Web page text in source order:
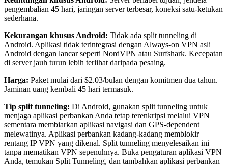
pengembalian 45 hari, jaringan server terbesar, koneksi satu-ketukan
sederhana.
Kekurangan khusus Android: Tidak ada split tunneling di
Android. Aplikasi tidak terintegrasi dengan Always-on VPN asli
Android dengan lancar seperti NordVPN atau Surfshark. Kecepatan
di server jauh turun lebih terlihat daripada pesaing.
Harga: Paket mulai dari $2.03/bulan dengan komitmen dua tahun.
Jaminan uang kembali 45 hari termasuk.
Tip split tunneling: Di Android, gunakan split tunneling untuk
menjaga aplikasi perbankan Anda tetap terenkripsi melalui VPN
sementara membiarkan aplikasi navigasi dan GPS-dependent
melewatinya. Aplikasi perbankan kadang-kadang memblokir
rentang IP VPN yang dikenal. Split tunneling menyelesaikan ini
tanpa mematikan VPN sepenuhnya. Buka pengaturan aplikasi VPN
Anda, temukan Split Tunneling, dan tambahkan aplikasi perbankan